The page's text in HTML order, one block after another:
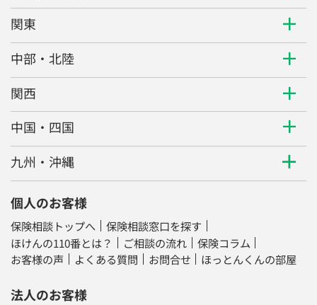
関東
中部・北陸
関西
中国・四国
九州・沖縄
個人のお客様
保険相談トップへ
保険相談窓口を探す
ほけんの110番とは？
ご相談の流れ
保険コラム
お客様の声
よくある質問 お問合せ ほっとんくんの部屋
法人のお客様